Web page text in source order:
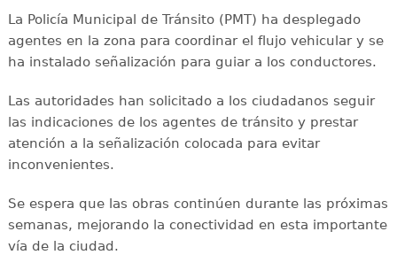
La Policía Municipal de Tránsito (PMT) ha desplegado
agentes en la zona para coordinar el flujo vehicular y se
ha instalado señalización para guiar a los conductores.
Las autoridades han solicitado a los ciudadanos seguir
las indicaciones de los agentes de tránsito y prestar
atención a la señalización colocada para evitar
inconvenientes.
Se espera que las obras continúen durante las próximas
semanas, mejorando la conectividad en esta importante
vía de la ciudad.